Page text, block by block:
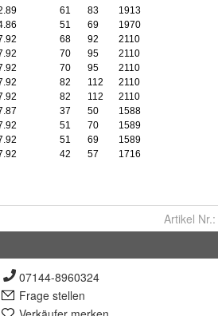
Artikel Nr.:
07144-8960324
Frage stellen